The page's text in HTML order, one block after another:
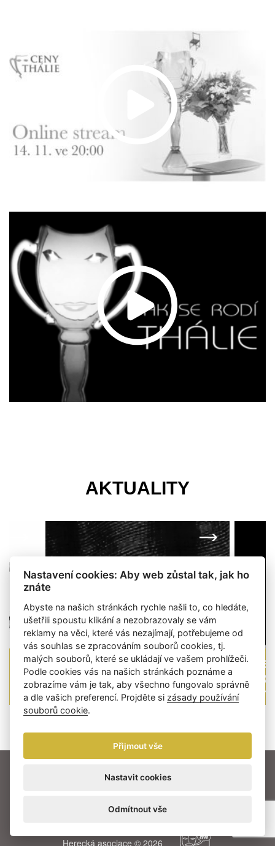
AKTUALITY
Previous
Sledujte živě
tiskovou konferenci
k nominacím na 32.
ročník Cen Thálie
NOMINACE
PARTNEŘI
KONTAKT
Herecká asociace © 2026
Nastavení cookies: Aby web zůstal tak, jak ho
znáte
Abyste na našich stránkách rychle našli to, co hledáte,
ušetřili spoustu klikání a nezobrazovaly se vám
reklamy na věci, které vás nezajímají, potřebujeme od
vás souhlas se zpracováním souborů cookies, tj.
malých souborů, které se ukládají ve vašem prohlížeči.
Podle cookies vás na našich stránkách poznáme a
zobrazíme vám je tak, aby všechno fungovalo správně
a dle vašich preferencí. Projděte si zásady používání
souborů cookie.
Přijmout vše
Nastavit cookies
Odmítnout vše